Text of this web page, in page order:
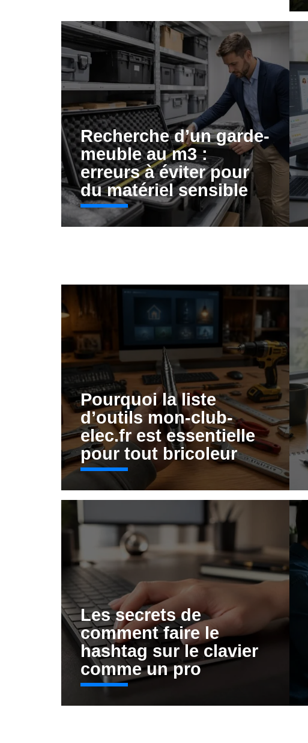
Recherche d’un garde-
meuble au m3 :
erreurs à éviter pour
du matériel sensible
Pourquoi la liste
d’outils mon-club-
elec.fr est essentielle
pour tout bricoleur
Les secrets de
comment faire le
hashtag sur le clavier
comme un pro